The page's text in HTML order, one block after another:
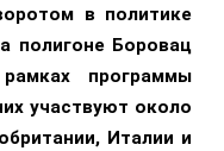
в политике
полигоне Боровац
программы
участвуют около
Италии и